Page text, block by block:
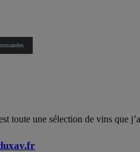
toute une sélection de vins que